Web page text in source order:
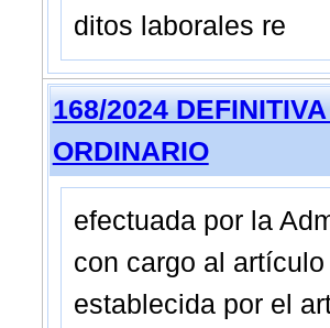
ditos laborales re
168/2024
ORDINARIO
efectuada por la
con cargo al
establecida por el